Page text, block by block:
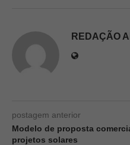
REDAÇÃO
postagem anterior
Modelo de proposta
projetos solares